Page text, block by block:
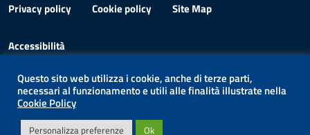
Privacy policy Cookie policy Site Map
Accessibilità
© 2026 Port Authority of the Strait of Messina
Questo sito web utilizza i cookie, anche di terze parti,
necessari al funzionamento e utili alle finalità illustrate nella
Cookie Policy
Personalizza preferenze Ok